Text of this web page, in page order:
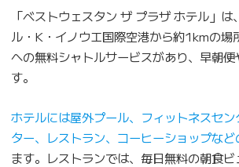
「ベストウェスタン ザ プラザ ホテル」
ル・K・イノウエ国際空港から約1kmの場
への無料シャトルサービスがあり、早朝
す。
ホテルには屋外プール、フィットネスセ
ター、レストラン、コーヒーショップな
ます。レストランでは、毎日無料の朝食